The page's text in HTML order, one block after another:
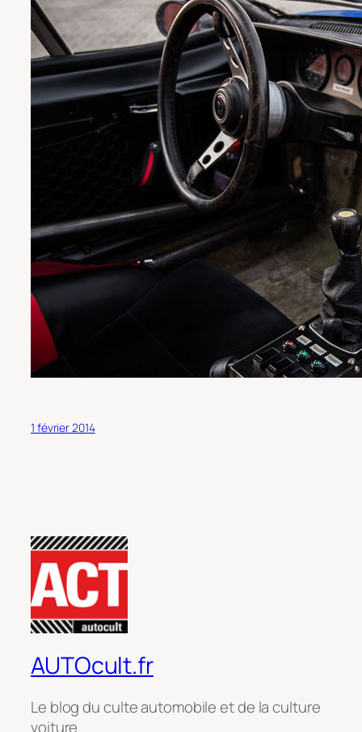
1 février 2014
AUTOcult.fr
Le blog du culte automobile et de la culture
voiture